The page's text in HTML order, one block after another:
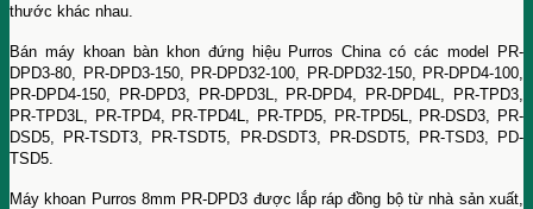
thước khác nhau.
Bán máy khoan bàn khon đứng hiệu Purros China có các model PR-
DPD3-80, PR-DPD3-150, PR-DPD32-100, PR-DPD32-150, PR-DPD4-100,
PR-DPD4-150, PR-DPD3, PR-DPD3L, PR-DPD4, PR-DPD4L, PR-TPD3,
PR-TPD3L, PR-TPD4, PR-TPD4L, PR-TPD5, PR-TPD5L, PR-DSD3, PR-
DSD5, PR-TSDT3, PR-TSDT5, PR-DSDT3, PR-DSDT5, PR-TSD3, PD-
TSD5.
Máy khoan Purros 8mm PR-DPD3 được lắp ráp đồng bộ từ nhà sản xuất,